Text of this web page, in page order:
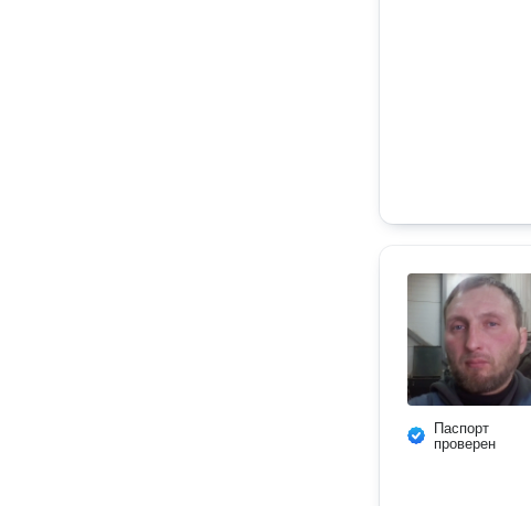
Паспорт
проверен